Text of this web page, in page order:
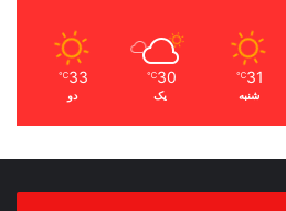
31
℃
شنبه
30
℃
یک
33
℃
دو